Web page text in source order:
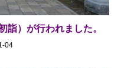
詣）が行われました。
04